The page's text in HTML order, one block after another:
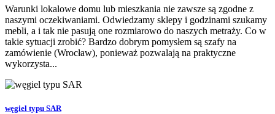
Warunki lokalowe domu lub mieszkania nie zawsze są zgodne z
naszymi oczekiwaniami. Odwiedzamy sklepy i godzinami szukamy
mebli, a i tak nie pasują one rozmiarowo do naszych metraży. Co w
takie sytuacji zrobić? Bardzo dobrym pomysłem są szafy na
zamówienie (Wrocław), ponieważ pozwalają na praktyczne
wykorzysta...
węgiel typu SAR